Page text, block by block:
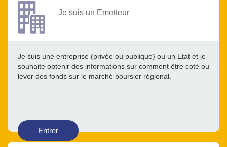
Je suis un Emetteur
Je suis une entreprise (privée ou publique) ou un Etat et je
souhaite obtenir des informations sur comment être coté ou
lever des fonds sur le marché boursier régional.
Entrer